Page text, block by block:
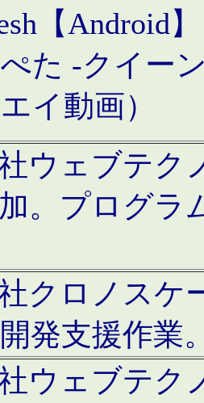
【Android
た -クイー
イ動画）
ウェブテク
。プログラ
クロノスケ
発支援作業
ウェブテク